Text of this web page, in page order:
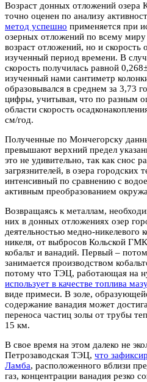
Возраст донных отложений озера
точно оценен по анализу
метод успешно применяется при
озерных отложений по всему миру
возраст отложений, но и скорость
изученный период времени. В
скорость получилась равной
изученный нами сантиметр
образовывался в среднем за 3,73
цифры, учитывая, что по разным
области скорость
см/год.
Полученные по Мончегорску
превышают верхний предел
это не удивительно, так как снос
загрязнителей, в озера городских
интенсивный по сравнению с
активным преобразованием
Возвращаясь к металлам,
них в донных отложениях озер
деятельностью медно-
никеля, от выбросов Кольской
кобальт и ванадий. Первый –
занимается производством
потому что ТЭЦ, работающая на
использует в качестве топлива
виде примеси. В золе,
содержание ванадия может
переноса частиц золы от трубы
15 км.
В свое время на этом далеко не
Петрозаводская ТЭЦ, что
Ламба, расположенного вблизи
газ, концентрации ванадия резко